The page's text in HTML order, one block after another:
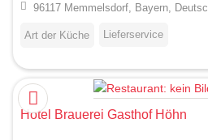
96117 Memmelsdorf, Bayern,
Art der Küche Lieferservice
Hotel Brauerei Gasthof Höhn